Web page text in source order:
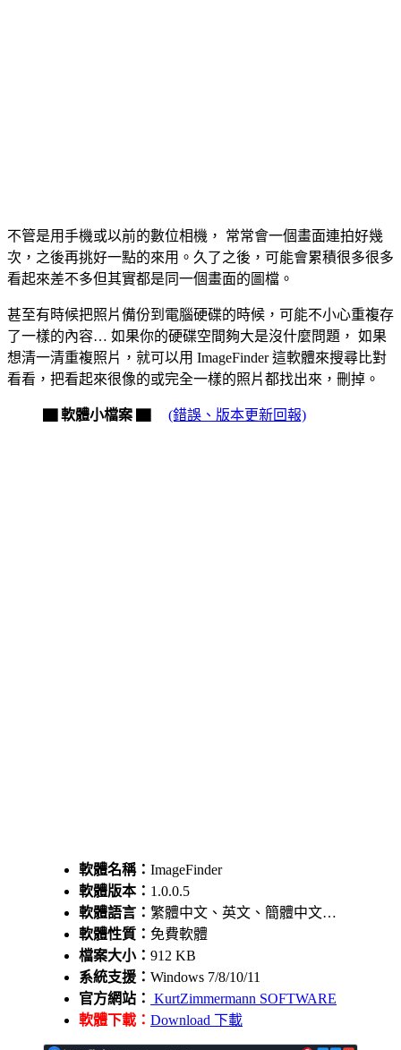
不管是用手機或以前的數位相機， 常常會一個畫面連拍好幾
次，之後再挑好一點的來用。久了之後，可能會累積很多很多
看起來差不多但其實都是同一個畫面的圖檔。
甚至有時候把照片備份到電腦硬碟的時候，可能不小心重複存
了一樣的內容… 如果你的硬碟空間夠大是沒什麼問題， 如果
想清一清重複照片，就可以用 ImageFinder 這軟體來搜尋比對
看看，把看起來很像的或完全一樣的照片都找出來，刪掉。
▇ 軟體小檔案 ▇ (錯誤、版本更新回報)
軟體名稱： ImageFinder
軟體版本： 1.0.0.5
軟體語言： 繁體中文、英文、簡體中文…
軟體性質： 免費軟體
檔案大小： 912 KB
系統支援： Windows 7/8/10/11
官方網站： KurtZimmermann SOFTWARE
軟體下載： Download 下載